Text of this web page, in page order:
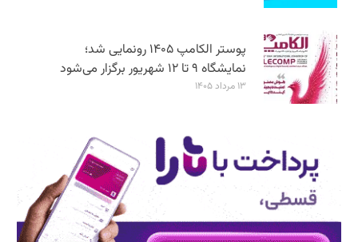
پوستر الکامپ ۱۴۰۵ رونمایی شد؛
نمایشگاه ۹ تا ۱۲ شهریور برگزار می‌شود
۱۳ مرداد ۱۴۰۵